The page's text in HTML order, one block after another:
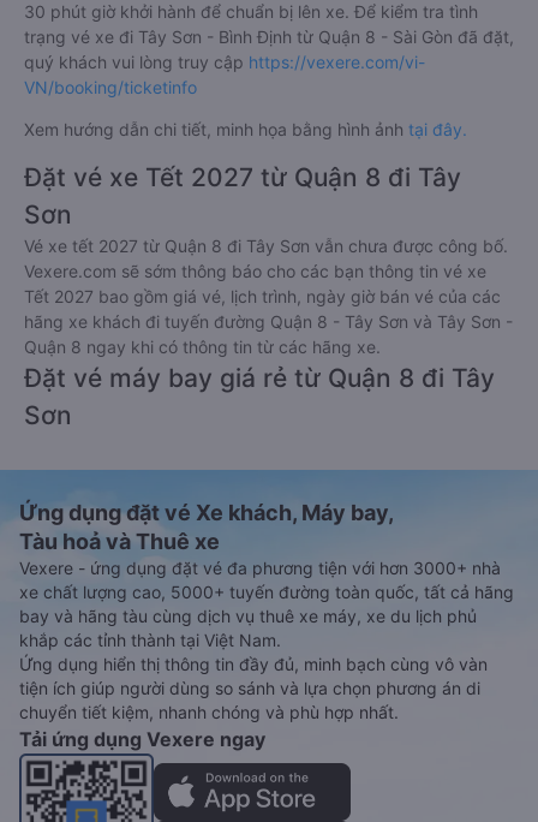
30 phút giờ khởi hành để chuẩn bị lên xe. Để kiểm tra tình
trạng vé xe đi Tây Sơn - Bình Định từ Quận 8 - Sài Gòn đã đặt,
quý khách vui lòng truy cập https://vexere.com/vi-
VN/booking/ticketinfo
Xem hướng dẫn chi tiết, minh họa bằng hình ảnh tại đây.
Đặt vé xe Tết 2027 từ Quận 8 đi Tây
Sơn
Vé xe tết 2027 từ Quận 8 đi Tây Sơn vẫn chưa được công bố.
Vexere.com sẽ sớm thông báo cho các bạn thông tin vé xe
Tết 2027 bao gồm giá vé, lịch trình, ngày giờ bán vé của các
hãng xe khách đi tuyến đường Quận 8 - Tây Sơn và Tây Sơn -
Quận 8 ngay khi có thông tin từ các hãng xe.
Đặt vé máy bay giá rẻ từ Quận 8 đi Tây
Sơn
Ứng dụng đặt vé Xe khách, Máy bay,
Tàu hoả và Thuê xe
Vexere - ứng dụng đặt vé đa phương tiện với hơn 3000+ nhà
xe chất lượng cao, 5000+ tuyến đường toàn quốc, tất cả hãng
bay và hãng tàu cùng dịch vụ thuê xe máy, xe du lịch phủ
khắp các tỉnh thành tại Việt Nam.
Ứng dụng hiển thị thông tin đầy đủ, minh bạch cùng vô vàn
tiện ích giúp người dùng so sánh và lựa chọn phương án di
chuyển tiết kiệm, nhanh chóng và phù hợp nhất.
Tải ứng dụng Vexere ngay